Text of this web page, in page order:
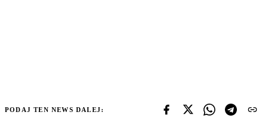
PODAJ TEN NEWS DALEJ: